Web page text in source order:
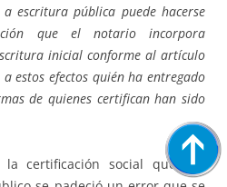
escritura pública puede hacerse
que el notario incorpora
inicial conforme al artículo
estos efectos quién ha entregado
de quienes certifican han sido
certificación social que fue